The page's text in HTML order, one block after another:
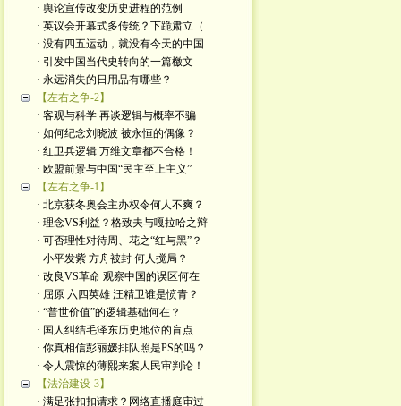
· 舆论宣传改变历史进程的范例
· 英议会开幕式多传统？下跪肃立（
· 没有四五运动，就没有今天的中国
· 引发中国当代史转向的一篇檄文
· 永远消失的日用品有哪些？
【左右之争-2】
· 客观与科学 再谈逻辑与概率不骗
· 如何纪念刘晓波 被永恒的偶像？
· 红卫兵逻辑 万维文章都不合格！
· 欧盟前景与中国“民主至上主义”
【左右之争-1】
· 北京获冬奥会主办权令何人不爽？
· 理念VS利益？格致夫与嘎拉哈之辩
· 可否理性对待周、花之“红与黑”？
· 小平发紫 方舟被封 何人搅局？
· 改良VS革命 观察中国的误区何在
· 屈原 六四英雄 汪精卫谁是愤青？
· “普世价值”的逻辑基础何在？
· 国人纠结毛泽东历史地位的盲点
· 你真相信彭丽媛排队照是PS的吗？
· 令人震惊的薄熙来案人民审判论！
【法治建设-3】
· 满足张扣扣请求？网络直播庭审过